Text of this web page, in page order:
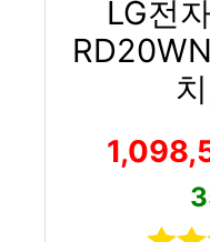
LG전